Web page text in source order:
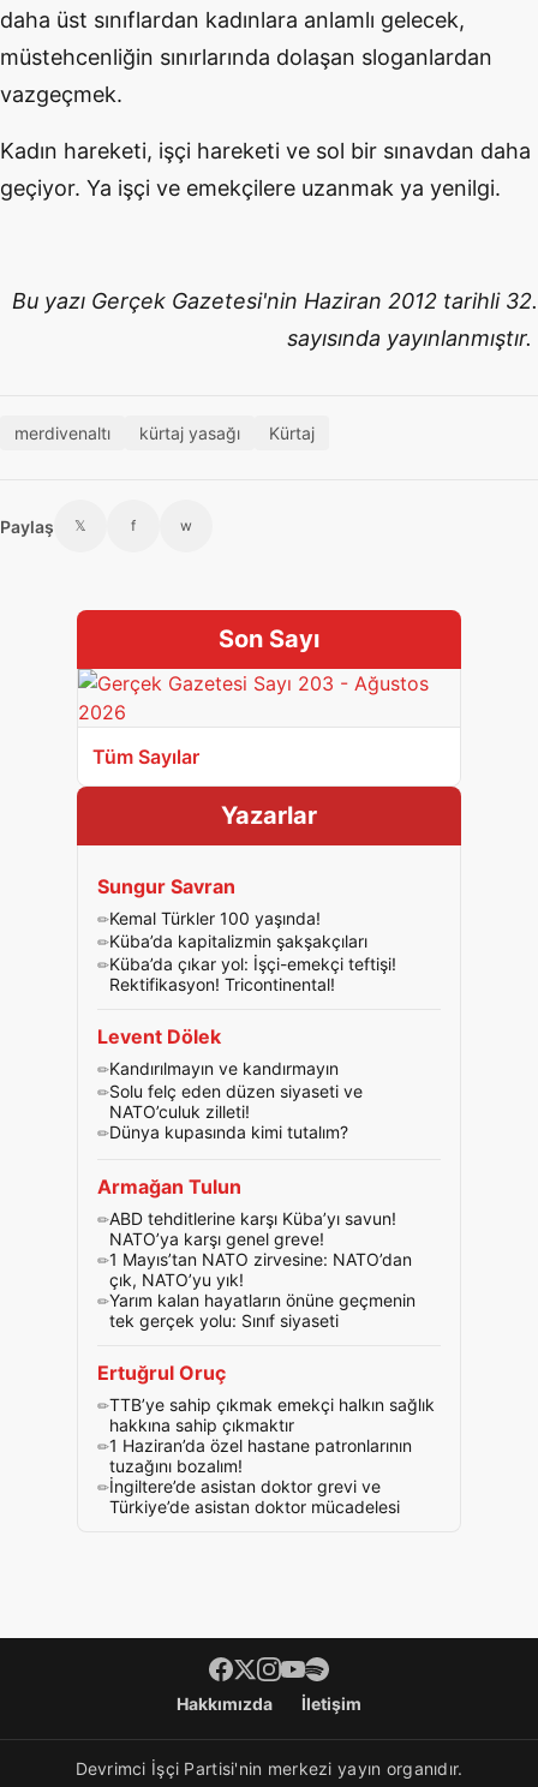
daha üst sınıflardan kadınlara anlamlı gelecek,
müstehcenliğin sınırlarında dolaşan sloganlardan
vazgeçmek.
Kadın hareketi, işçi hareketi ve sol bir sınavdan daha
geçiyor. Ya işçi ve emekçilere uzanmak ya yenilgi.
Bu yazı Gerçek Gazetesi'nin Haziran 2012 tarihli 32.
sayısında yayınlanmıştır.
merdivenaltı kürtaj yasağı Kürtaj
Paylaş 𝕏 f w
Son Sayı
Tüm Sayılar
Yazarlar
Sungur Savran
Kemal Türkler 100 yaşında!
Küba’da kapitalizmin şakşakçıları
Küba’da çıkar yol: İşçi-emekçi teftişi!
Rektifikasyon! Tricontinental!
Levent Dölek
Kandırılmayın ve kandırmayın
Solu felç eden düzen siyaseti ve
NATO’culuk zilleti!
Dünya kupasında kimi tutalım?
Armağan Tulun
ABD tehditlerine karşı Küba’yı savun!
NATO’ya karşı genel greve!
1 Mayıs’tan NATO zirvesine: NATO’dan
çık, NATO’yu yık!
Yarım kalan hayatların önüne geçmenin
tek gerçek yolu: Sınıf siyaseti
Ertuğrul Oruç
TTB’ye sahip çıkmak emekçi halkın sağlık
hakkına sahip çıkmaktır
1 Haziran’da özel hastane patronlarının
tuzağını bozalım!
İngiltere’de asistan doktor grevi ve
Türkiye’de asistan doktor mücadelesi
Footer menüHakkımızda İletişim
Devrimci İşçi Partisi'nin merkezi yayın organıdır.